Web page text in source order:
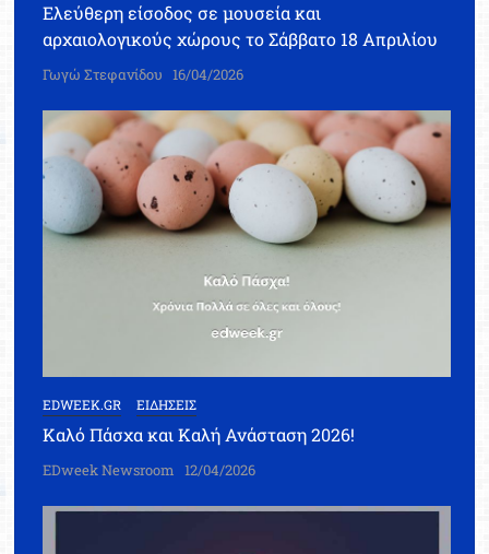
Ελεύθερη είσοδος σε μουσεία και
αρχαιολογικούς χώρους το Σάββατο 18 Απριλίου
Γωγώ Στεφανίδου 16/04/2026
EDWEEK.GR ΕΙΔΗΣΕΙΣ
Καλό Πάσχα και Καλή Ανάσταση 2026!
EDweek Newsroom 12/04/2026